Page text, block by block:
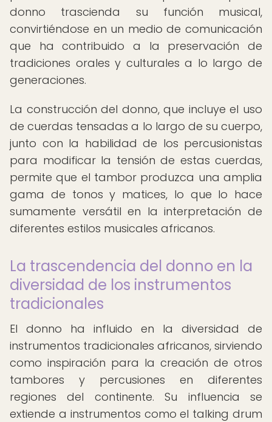
donno trascienda su función musical,
convirtiéndose en un medio de comunicación
que ha contribuido a la preservación de
tradiciones orales y culturales a lo largo de
generaciones.
La construcción del donno, que incluye el uso
de cuerdas tensadas a lo largo de su cuerpo,
junto con la habilidad de los percusionistas
para modificar la tensión de estas cuerdas,
permite que el tambor produzca una amplia
gama de tonos y matices, lo que lo hace
sumamente versátil en la interpretación de
diferentes estilos musicales africanos.
La trascendencia del donno en la
diversidad de los instrumentos
tradicionales
El donno ha influido en la diversidad de
instrumentos tradicionales africanos, sirviendo
como inspiración para la creación de otros
tambores y percusiones en diferentes
regiones del continente. Su influencia se
extiende a instrumentos como el talking drum